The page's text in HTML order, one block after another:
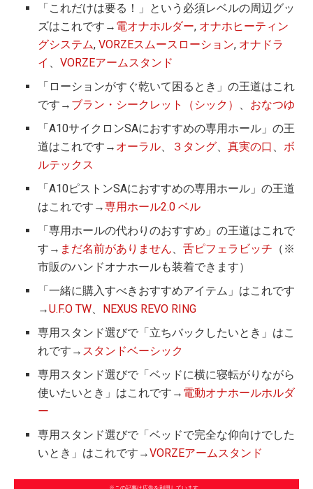
「これだけは要る！」という必須レベルの周辺グッ
ズはこれです→ 電オナホルダー, オナホヒーティン
グシステム,VORZEスムースローション, オナドラ
イ
、VORZEアームスタンド
「ローションがすぐ乾いて困るとき」の王道はこれ
です→ ブラン・シークレット（シック）
おなつゆ
「A10サイクロンSAにおすすめの専用ホール」の王
道はこれです→ オーラル ３タング 、真実の口
ボ
ルテックス
「A10ピストンSAにおすすめの専用ホール」の王道
はこれです→専用ホール2.0 ベル
「専用ホールの代わりのおすすめ」の王道はこれで
す→ まだ名前がありません 、舌ピフェラビッチ （※
市販のハンドオナホールも装着できます）
「一緒に購入すべきおすすめアイテム」はこれです
→U.F.O TW
NEXUS REVO RING
専用スタンド選びで「立ちバックしたいとき」はこ
れです→ スタンドベーシック
専用スタンド選びで「ベッドに横に寝転がりながら
使いたいとき」はこれです→ 電動オナホールホルダ
ー
専用スタンド選びで「ベッドで完全な仰向けでした
いとき」はこれです→VORZEアームスタンド